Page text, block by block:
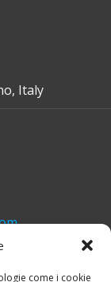
come i cookie
Italy